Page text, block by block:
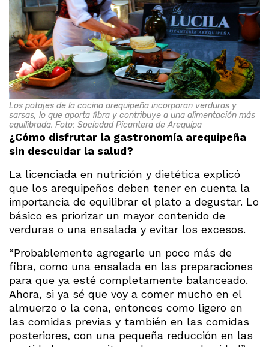
Los potajes de la cocina arequipeña incorporan verduras y
sarsas, lo que aporta fibra y contribuye a una alimentación más
equilibrada. Foto: Sociedad Picantera de Arequipa
¿Cómo disfrutar la gastronomía arequipeña
sin descuidar la salud?
La licenciada en nutrición y dietética explicó
que los arequipeños deben tener en cuenta la
importancia de equilibrar el plato a degustar. Lo
básico es priorizar un mayor contenido de
verduras o una ensalada y evitar los excesos.
“Probablemente agregarle un poco más de
fibra, como una ensalada en las preparaciones
para que ya esté completamente balanceado.
Ahora, si ya sé que voy a comer mucho en el
almuerzo o la cena, entonces como ligero en
las comidas previas y también en las comidas
posteriores, con una pequeña reducción en las